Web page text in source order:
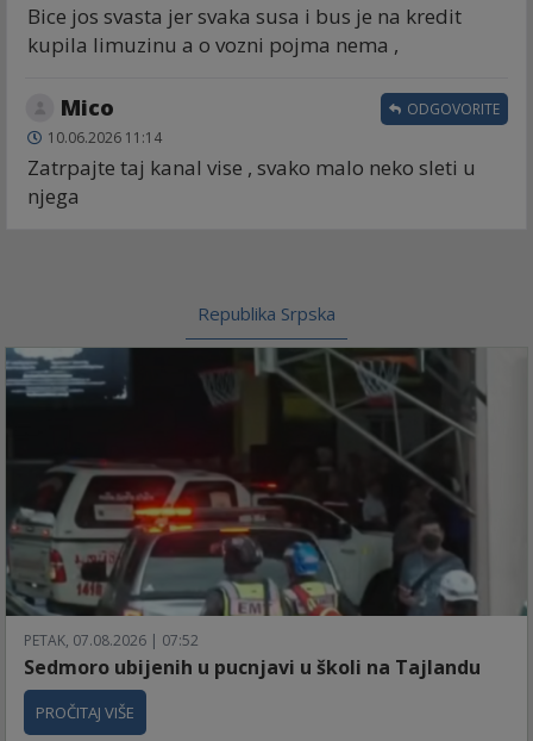
Bice jos svasta jer svaka susa i bus je na kredit
kupila limuzinu a o vozni pojma nema ,
Mico
10.06.2026 11:14
Zatrpajte taj kanal vise , svako malo neko sleti u
njega
ODGOVORITE
Republika Srpska
PETAK, 07.08.2026 | 07:52
Sedmoro ubijenih u pucnjavi u školi na Tajlandu
PROČITAJ VIŠE